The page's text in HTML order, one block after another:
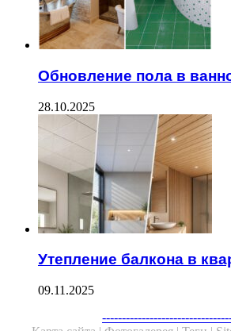
Обновление пола в
28.10.2025
Утепление балкона в
09.11.2025